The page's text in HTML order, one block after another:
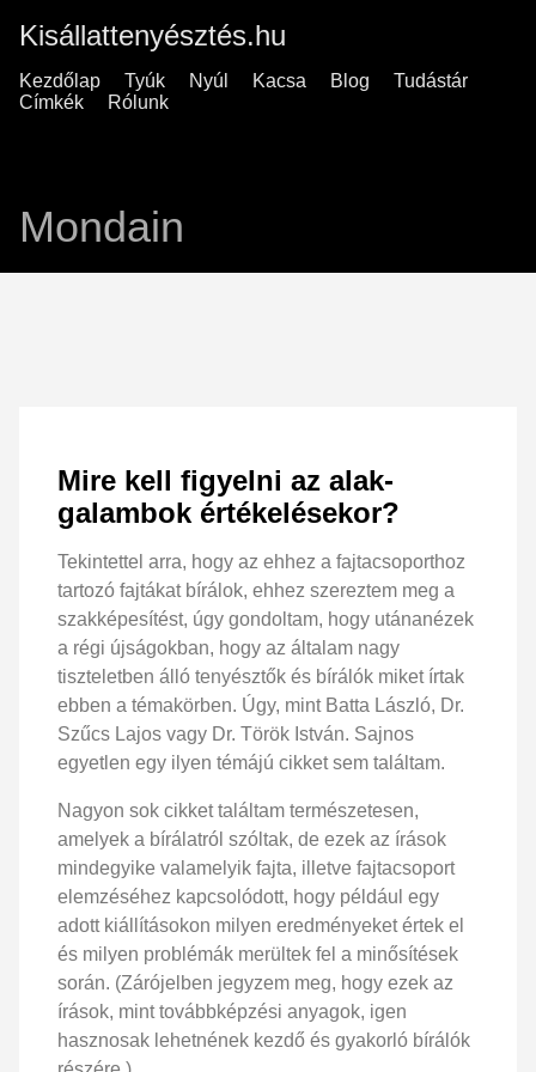
Kisállattenyésztés.hu
Kezdőlap Tyúk Nyúl Kacsa Blog
Tudástár
Címkék
Rólunk
Mondain
Mire kell figyelni az alak-
galambok értékelésekor?
Tekintettel arra, hogy az ehhez a fajtacsoporthoz
tartozó fajtákat bírálok, ehhez szereztem meg a
szakképesítést, úgy gondoltam, hogy utánanézek
a régi újságokban, hogy az általam nagy
tiszteletben álló tenyésztők és bírálók miket írtak
ebben a témakörben. Úgy, mint Batta László, Dr.
Szűcs Lajos vagy Dr. Török István. Sajnos
egyetlen egy ilyen témájú cikket sem találtam.
Nagyon sok cikket találtam természetesen,
amelyek a bírálatról szóltak, de ezek az írások
mindegyike valamelyik fajta, illetve fajtacsoport
elemzéséhez kapcsolódott, hogy például egy
adott kiállításokon milyen eredményeket értek el
és milyen problémák merültek fel a minősítések
során. (Zárójelben jegyzem meg, hogy ezek az
írások, mint továbbképzési anyagok, igen
hasznosak lehetnének kezdő és gyakorló bírálók